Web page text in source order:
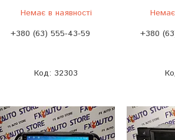
Немає в наявності
+380 (63) 555-43-59
Немає
+380
32303